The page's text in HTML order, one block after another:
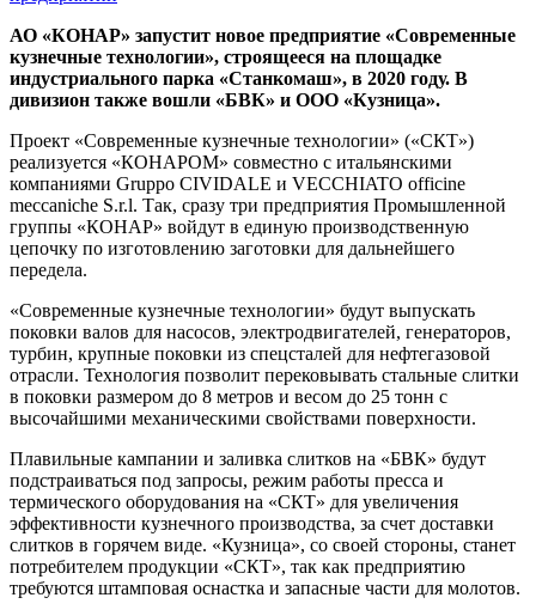
АО «КОНАР» запустит новое предприятие «Современные
кузнечные технологии», строящееся на площадке
индустриального парка «Станкомаш», в 2020 году. В
дивизион также вошли «БВК» и ООО «Кузница».
Проект «Современные кузнечные технологии» («СКТ»)
реализуется «КОНАРОМ» совместно с итальянскими
компаниями Gruppo CIVIDALE и VECCHIATO officine
meccaniche S.r.l. Так, сразу три предприятия Промышленной
группы «КОНАР» войдут в единую производственную
цепочку по изготовлению заготовки для дальнейшего
передела.
«Современные кузнечные технологии» будут выпускать
поковки валов для насосов, электродвигателей, генераторов,
турбин, крупные поковки из спецсталей для нефтегазовой
отрасли. Технология позволит перековывать стальные слитки
в поковки размером до 8 метров и весом до 25 тонн с
высочайшими механическими свойствами поверхности.
Плавильные кампании и заливка слитков на «БВК» будут
подстраиваться под запросы, режим работы пресса и
термического оборудования на «СКТ» для увеличения
эффективности кузнечного производства, за счет доставки
слитков в горячем виде. «Кузница», со своей стороны, станет
потребителем продукции «СКТ», так как предприятию
требуются штамповая оснастка и запасные части для молотов.